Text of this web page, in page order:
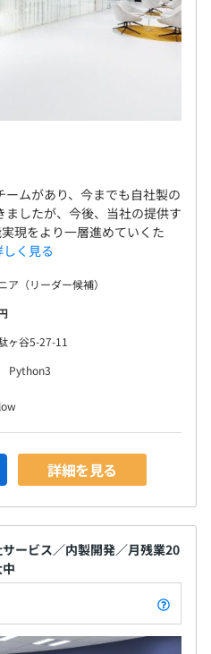
ムがあり、今までも自社製の
ましたが、今後、当社の提供す
現をより一層進めていくた
しく見る
ア（リーダー候補）
ヶ谷5-27-11
Python3
詳細を見る
サービス／内製開発／月残業20